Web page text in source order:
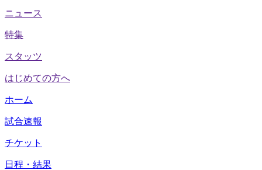
ニュース
特集
スタッツ
はじめての方へ
ホーム
試合速報
チケット
日程・結果